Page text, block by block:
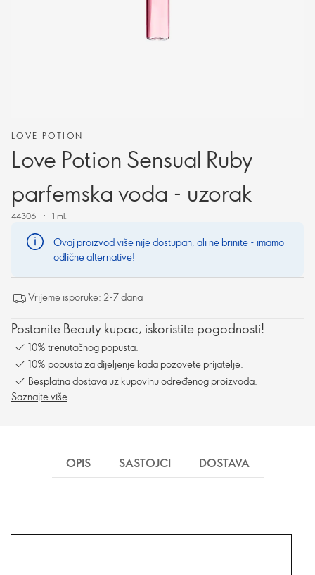
LOVE POTION
Love Potion Sensual Ruby
parfemska voda - uzorak
44306 1 ml.
Ovaj proizvod više nije dostupan, ali ne brinite - imamo
odlične alternative!
Vrijeme isporuke: 2-7 dana
Postanite Beauty kupac, iskoristite pogodnosti!
10% trenutačnog popusta.
10% popusta za dijeljenje kada pozovete prijatelje.
Besplatna dostava uz kupovinu određenog proizvoda.
Saznajte više
OPIS SASTOJCI DOSTAVA